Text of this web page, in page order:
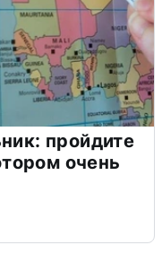
пройдите
очень